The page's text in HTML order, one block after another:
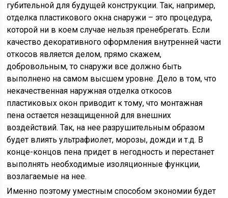
губительной для будущей конструкции. Так, например,
отделка пластикового окна снаружи – это процедура,
которой ни в коем случае нельзя пренебрегать. Если
качество декоративного оформления внутренней части
откосов является делом, прямо скажем,
добровольным, то снаружи все должно быть
выполнено на самом высшем уровне. Дело в том, что
некачественная наружная отделка откосов
пластиковых окон приводит к тому, что монтажная
пена остается незащищенной для внешних
воздействий. Так, на нее разрушительным образом
будет влиять ультрафиолет, морозы, дожди и т.д. В
конце-концов пена придет в негодность и перестанет
выполнять необходимые изоляционные функции,
возлагаемые на нее.
Именно поэтому уместным способом экономии будет